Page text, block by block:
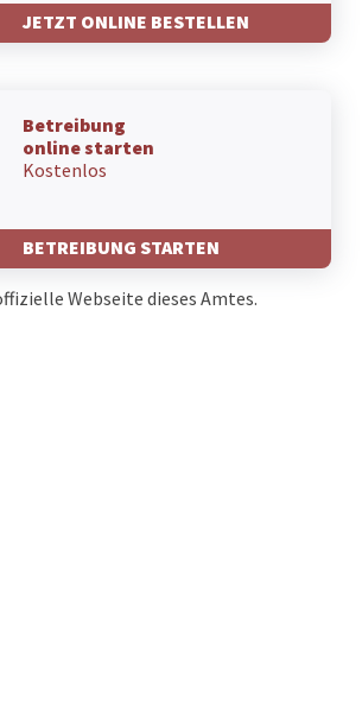
JETZT ONLINE BESTELLEN
Betreibung
online starten
Kostenlos
BETREIBUNG STARTEN
Webseite dieses Amtes.